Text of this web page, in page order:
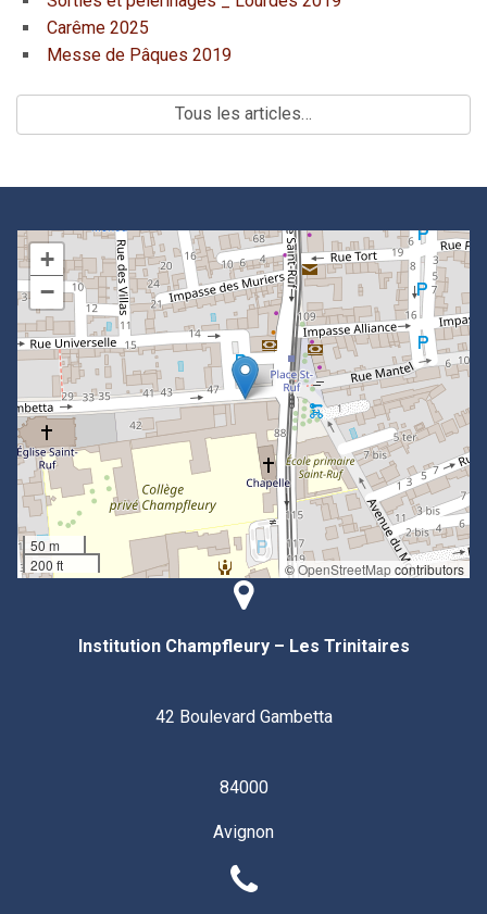
Carême 2025
Messe de Pâques 2019
Tous les articles…
+
−
50 m
200 ft
©OpenStreetMapcontributors
Institution Champfleury – Les Trinitaires
42 Boulevard Gambetta
84000
Avignon